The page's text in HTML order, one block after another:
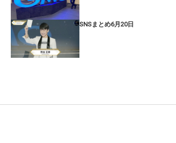
SNSまとめ6月20日